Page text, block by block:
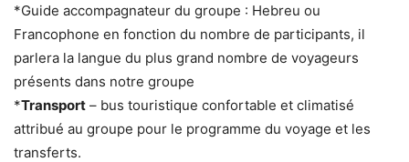
*Guide accompagnateur du groupe : Hebreu ou
Francophone en fonction du nombre de participants, il
parlera la langue du plus grand nombre de voyageurs
présents dans notre groupe
*Transport – bus touristique confortable et climatisé
attribué au groupe pour le programme du voyage et les
transferts.